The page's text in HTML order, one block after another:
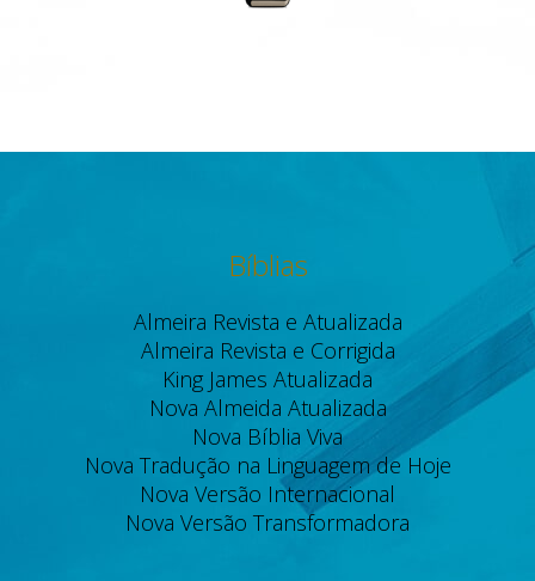
Bíblias
Almeira Revista e Atualizada
Almeira Revista e Corrigida
King James Atualizada
Nova Almeida Atualizada
Nova Bíblia Viva
Nova Tradução na Linguagem de Hoje
Nova Versão Internacional
Nova Versão Transformadora